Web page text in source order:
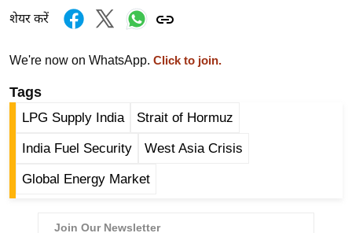
ली
ड
ल्म
स
क्षा
B
शेयर करें
We're now on WhatsApp. Click to join.
Tags
LPG Supply India Strait of Hormuz
India Fuel Security West Asia Crisis
Global Energy Market